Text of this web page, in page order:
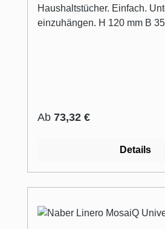
Haushaltstücher. Einfach.
einzuhängen. H 120 mm B
Regulärer Preis:
Ab 73,32 €
Details